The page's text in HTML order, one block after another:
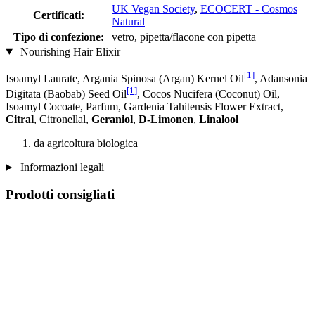
Certificati:
UK Vegan Society, ECOCERT - Cosmos
Natural
Tipo di confezione:
vetro, pipetta/flacone con pipetta
Nourishing Hair Elixir
Isoamyl Laurate, Argania Spinosa (Argan) Kernel Oil[1], Adansonia
Digitata (Baobab) Seed Oil[1], Cocos Nucifera (Coconut) Oil,
Isoamyl Cocoate, Parfum, Gardenia Tahitensis Flower Extract,
Citral, Citronellal, Geraniol, D-Limonen, Linalool
da agricoltura biologica
Informazioni legali
Prodotti consigliati